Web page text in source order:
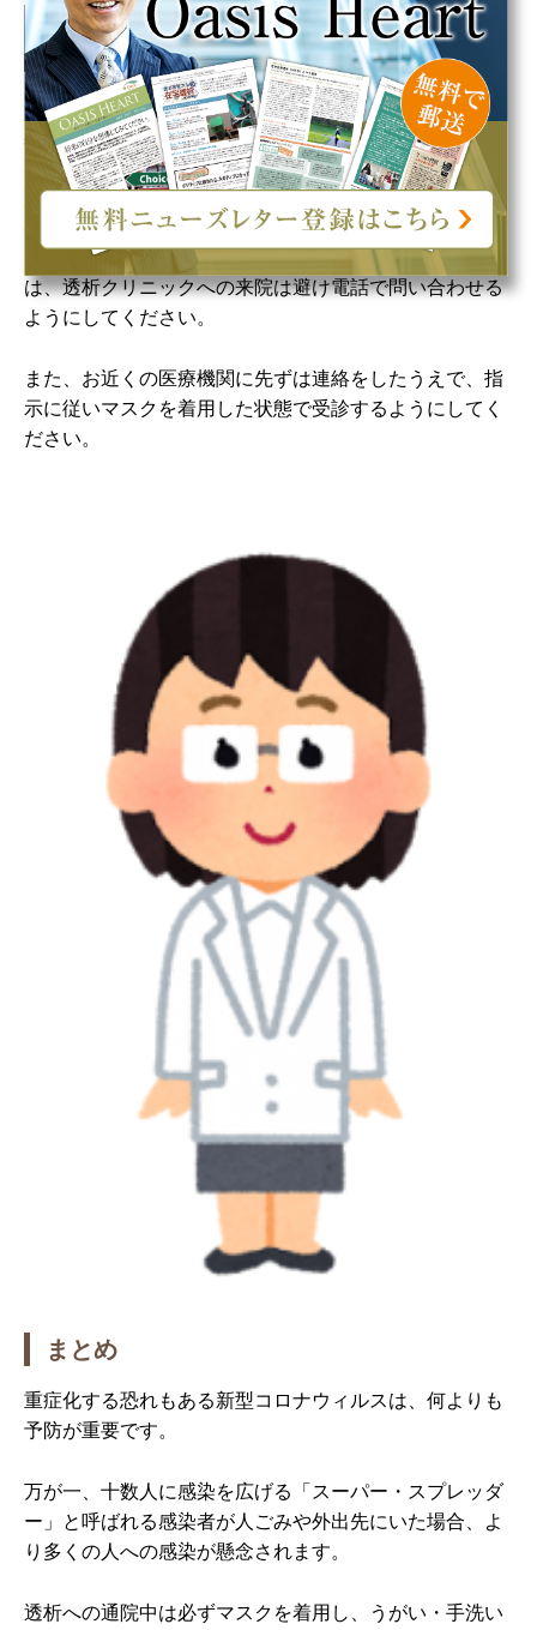
コロナウィルスに感染した恐れのある場
合は主治医に連絡を
コロナウィルスは何よりも予防が大切ですが、万が一感
染した可能性がある・症状がある場合には、まずは主治
医に電話で連絡をして指示を受けましょう。
ほかの透析患者さんも感染症にかかりやすい状態にあり
ますので、コロナウィルスに感染した恐れのある場合
は、透析クリニックへの来院は避け電話で問い合わせる
ようにしてください。
また、お近くの医療機関に先ずは連絡をしたうえで、指
示に従いマスクを着用した状態で受診するようにしてく
ださい。
まとめ
重症化する恐れもある新型コロナウィルスは、何よりも
予防が重要です。
万が一、十数人に感染を広げる「スーパー・スプレッダ
ー」と呼ばれる感染者が人ごみや外出先にいた場合、よ
り多くの人への感染が懸念されます。
透析への通院中は必ずマスクを着用し、うがい・手洗い